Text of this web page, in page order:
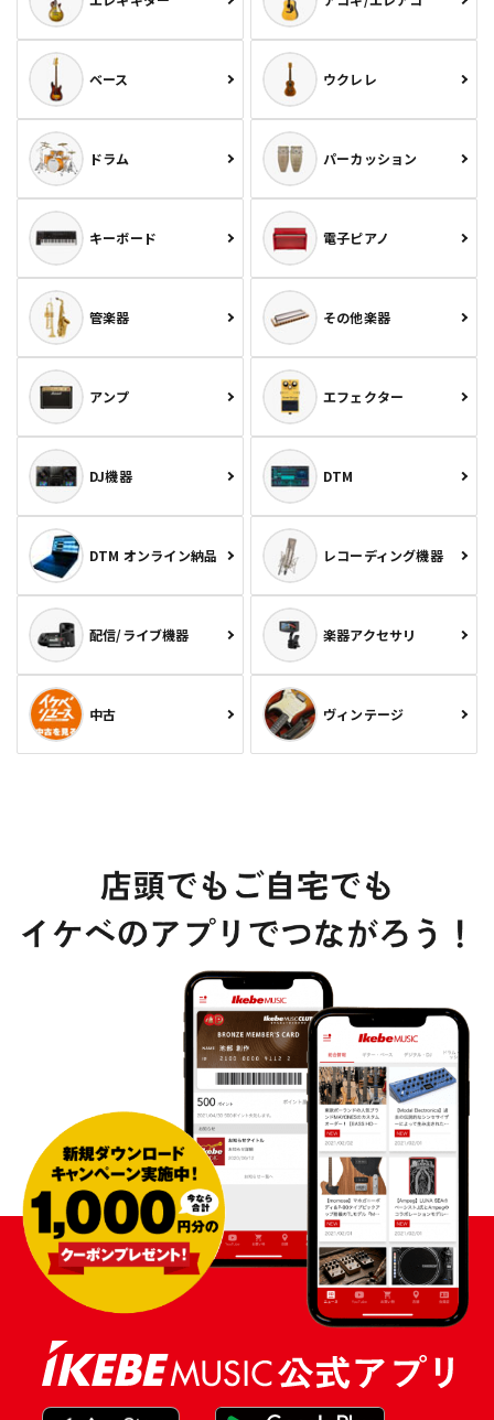
ベース ウクレレ
ドラム パーカッション
キーボード 電子ピアノ
管楽器 その他楽器
アンプ エフェクター
DJ機器 DTM
DTM オンライン納品 レコーディング機器
配信/ライブ機器 楽器アクセサリ
中古 ヴィンテージ